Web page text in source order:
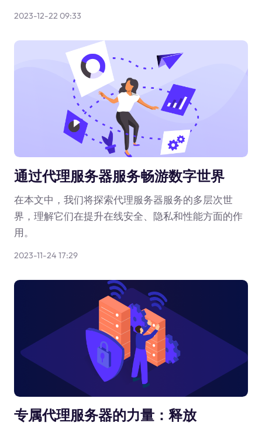
2023-12-22 09:33
通过代理服务器服务畅游数字世界
在本文中，我们将探索代理服务器服务的多层次世
界，理解它们在提升在线安全、隐私和性能方面的作
用。
2023-11-24 17:29
专属代理服务器的力量：释放